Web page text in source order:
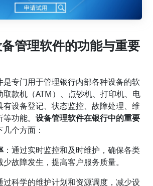
管理软件的功能与重要
是专门用于管理银行内部各种设备的软
取款机（ATM）、点钞机、打印机、电
有设备登记、状态监控、故障处理、维
等功能。设备管理软件在银行中的重要
个方面：
：通过实时监控和及时维护，确保各类
故障发生，提高客户服务质量。
过科学的维护计划和资源调度，减少设